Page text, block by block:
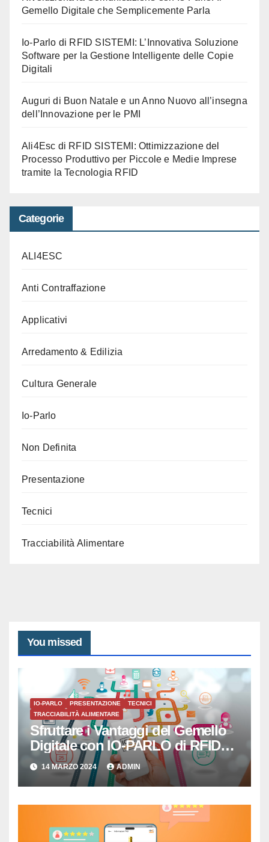
Gemello Digitale che Semplicemente Parla
Io-Parlo di RFID SISTEMI: L’Innovativa Soluzione
Software per la Gestione Intelligente delle Copie
Digitali
Auguri di Buon Natale e un Anno Nuovo all’insegna
dell’Innovazione per le PMI
Ali4Esc di RFID SISTEMI: Ottimizzazione del
Processo Produttivo per Piccole e Medie Imprese
tramite la Tecnologia RFID
Categorie
ALI4ESC
Anti Contraffazione
Applicativi
Arredamento & Edilizia
Cultura Generale
Io-Parlo
Non Definita
Presentazione
Tecnici
Tracciabilità Alimentare
You missed
IO-PARLO PRESENTAZIONE
TECNICI
TRACCIABILITÀ ALIMENTARE
Sfruttare i Vantaggi del Gemello
Digitale con IO-PARLO di RFID
SISTEMI SRL
14 MARZO 2024 ADMIN